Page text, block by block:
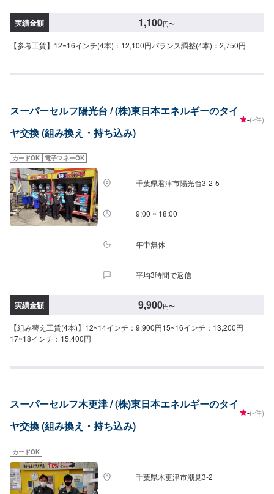
実績金額 1,100円〜
【参考工賃】12~16インチ(4本)：12,100円バランス調整(4本)：2,750円
スーパーセルフ陽光台 / (株)東日本エネルギーのタイ
ヤ交換 (組み換え・持ち込み)
-(-件)
カードOK 電子マネーOK
千葉県君津市陽光台3-2-5
9:00 ~ 18:00
年中無休
平均3時間で返信
実績金額 9,900円〜
【組み替え工賃(4本)】12~14インチ：9,900円15~16インチ：13,200円
17~18インチ：15,400円
スーパーセルフ木更津 / (株)東日本エネルギーのタイ
ヤ交換 (組み換え・持ち込み)
-(-件)
カードOK
千葉県木更津市潮見3-2